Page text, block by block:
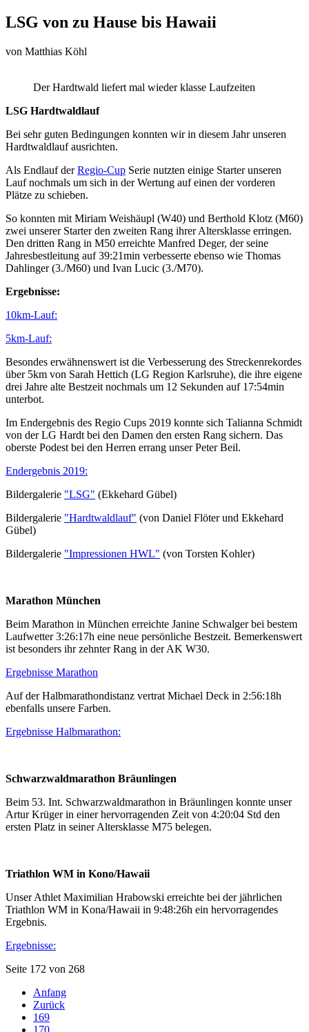
LSG von zu Hause bis Hawaii
von Matthias Köhl
Der Hardtwald liefert mal wieder klasse Laufzeiten
LSG Hardtwaldlauf
Bei sehr guten Bedingungen konnten wir in diesem Jahr unseren
Hardtwaldlauf ausrichten.
Als Endlauf derRegio-Cup Serie nutzten einige Starter unseren
Lauf nochmals um sich in der Wertung auf einen der vorderen
Plätze zu schieben.
So konnten mit Miriam Weishäupl (W40) und Berthold Klotz (M60)
zwei unserer Starter den zweiten Rang ihrer Altersklasse erringen.
Den dritten Rang in M50 erreichte Manfred Deger, der seine
Jahresbestleitung auf 39:21min verbesserte ebenso wie Thomas
Dahlinger (3./M60) und Ivan Lucic (3./M70).
Ergebnisse:
10km-Lauf:
5km-Lauf:
Besondes erwähnenswert ist die Verbesserung des Streckenrekordes
über 5km von Sarah Hettich (LG Region Karlsruhe), die ihre eigene
drei Jahre alte Bestzeit nochmals um 12 Sekunden auf 17:54min
unterbot.
Im Endergebnis des Regio Cups 2019 konnte sich Talianna Schmidt
von der LG Hardt bei den Damen den ersten Rang sichern. Das
oberste Podest bei den Herren errang unser Peter Beil.
Endergebnis 2019:
Bildergalerie "LSG" (Ekkehard Gübel)
Bildergalerie "Hardtwaldlauf" (von Daniel Flöter und Ekkehard
Gübel)
Bildergalerie "Impressionen HWL" (von Torsten Kohler)
Marathon München
Beim Marathon in München erreichte Janine Schwalger bei bestem
Laufwetter 3:26:17h eine neue persönliche Bestzeit. Bemerkenswert
ist besonders ihr zehnter Rang in der AK W30.
Ergebnisse Marathon
Auf der Halbmarathondistanz vertrat Michael Deck in 2:56:18h
ebenfalls unsere Farben.
Ergebnisse Halbmarathon:
Schwarzwaldmarathon Bräunlingen
Beim 53. Int. Schwarzwaldmarathon in Bräunlingen konnte unser
Artur Krüger in einer hervorragenden Zeit von 4:20:04 Std den
ersten Platz in seiner Altersklasse M75 belegen.
Triathlon WM in Kono/Hawaii
Unser Athlet Maximilian Hrabowski erreichte bei der jährlichen
Triathlon WM in Kona/Hawaii in 9:48:26h ein hervorragendes
Ergebnis.
Ergebnisse:
Seite 172 von 268
Anfang
Zurück
169
170